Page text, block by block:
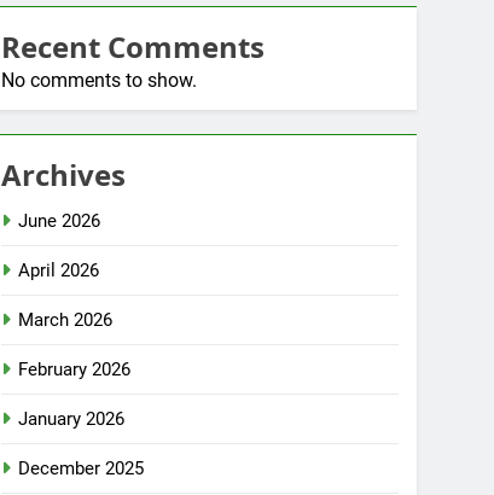
Recent Comments
No comments to show.
Archives
June 2026
April 2026
March 2026
February 2026
January 2026
December 2025